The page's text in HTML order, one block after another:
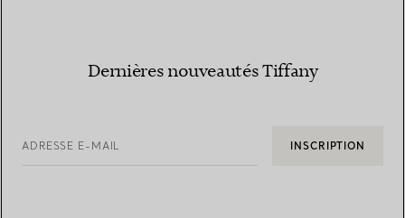
Dernières nouveautés Tiffany
ADRESSE E-MAIL INSCRIPTION